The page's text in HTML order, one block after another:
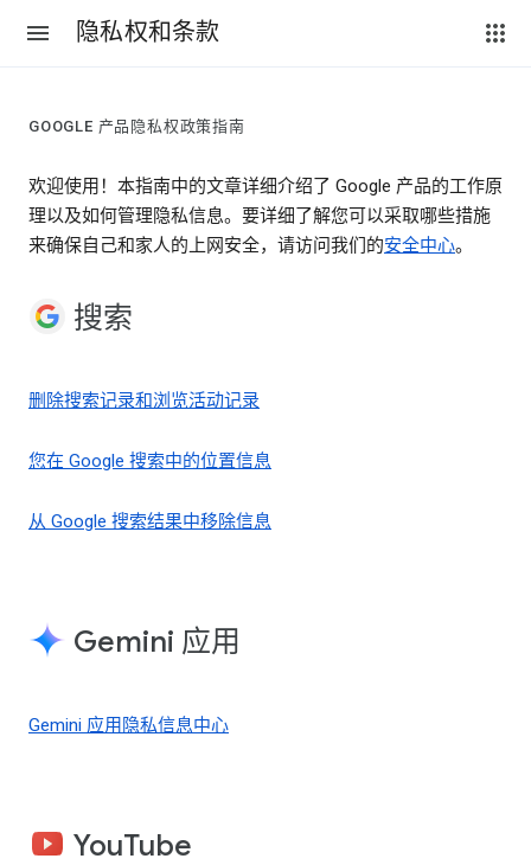
隐私权和条款
GOOGLE 产品隐私权政策指南
欢迎使用！本指南中的文章详细介绍了 Google 产品的工作原
理以及如何管理隐私信息。要详细了解您可以采取哪些措施
来确保自己和家人的上网安全，请访问我们的安全中心。
搜索
删除搜索记录和浏览活动记录
您在 Google 搜索中的位置信息
从 Google 搜索结果中移除信息
Gemini 应用
Gemini 应用隐私信息中心
YouTube